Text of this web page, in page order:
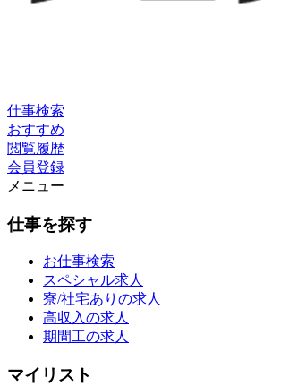
仕事検索
おすすめ
閲覧履歴
会員登録
メニュー
仕事を探す
お仕事検索
スペシャル求人
寮/社宅ありの求人
高収入の求人
期間工の求人
マイリスト